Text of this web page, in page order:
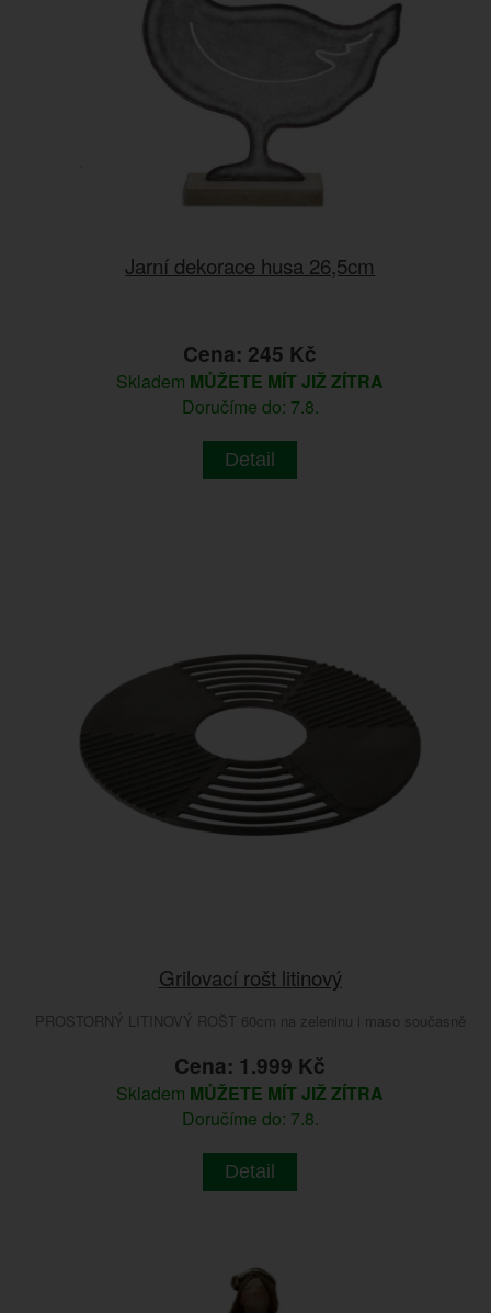
Jarní dekorace husa 26,5cm
Cena: 245 Kč
Skladem MŮŽETE MÍT JIŽ ZÍTRA
Doručíme do: 7.8.
Detail
Grilovací rošt litinový
PROSTORNÝ LITINOVÝ ROŠT 60cm na zeleninu i maso současně
Cena: 1.999 Kč
Skladem MŮŽETE MÍT JIŽ ZÍTRA
Doručíme do: 7.8.
Detail